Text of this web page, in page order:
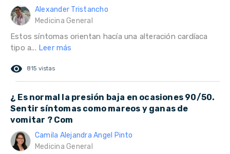
Alexander Tristancho
Medicina General
Estos síntomas orientan hacía una alteración cardíaca
tipo a... Leer más
remove_red_eye 815 vistas
¿ Es normal la presión baja en ocasiones 90/50.
Sentir síntomas como mareos y ganas de
vomitar ? Com
Camila Alejandra Angel Pinto
Medicina General